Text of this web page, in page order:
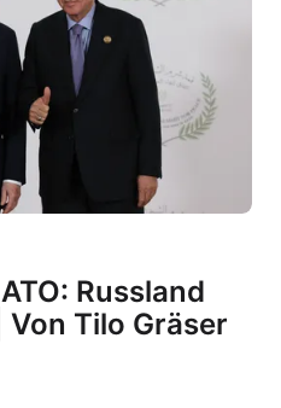
Russland
Tilo Gräser